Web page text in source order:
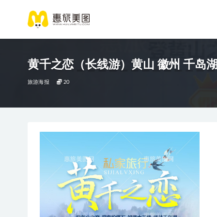
黄千之恋（长线游）黄山 徽州 千岛
旅游海报 20